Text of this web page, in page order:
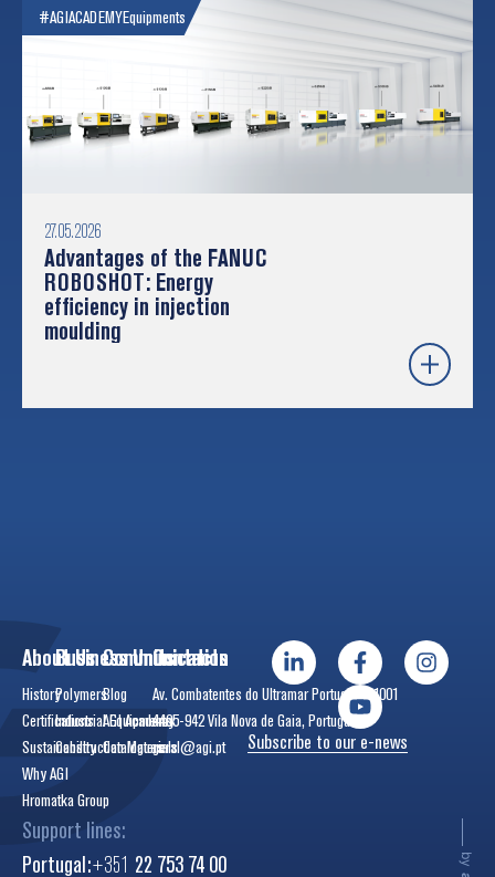
#AGIACADEMYEquipments
27.05.2026
Advantages of the FANUC
ROBOSHOT: Energy
efficiency in injection
moulding
About Us
History
Certifications
Sustainability
Why AGI
Hromatka Group
Business Units
Polymers
Industrial Equipments
Construction Materials
Communication
Blog
AGI Academy
Catalogues
Contacts
Av. Combatentes do Ultramar Português, 1001
4405-942 Vila Nova de Gaia, Portugal
geral@agi.pt
Subscribe to our e-news
Support lines:
Portugal:+351 22 753 74 00 by